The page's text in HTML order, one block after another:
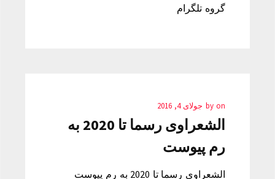
گروه تلگرام
by on جولای 4, 2016
الشعراوی رسما تا 2020 به
رم پیوست
الشعراوی رسما تا 2020 به رم پیوست